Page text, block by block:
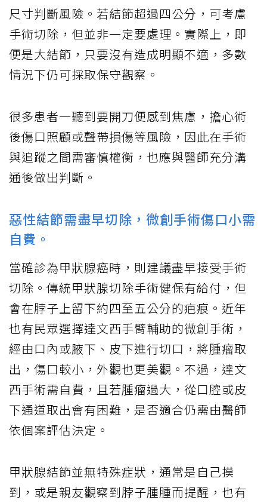
尺寸判斷風險。若結節超過四公分，可考慮
手術切除，但並非一定要處理。實際上，即
便是大結節，只要沒有造成明顯不適，多數
情況下仍可採取保守觀察。
很多患者一聽到要開刀便感到焦慮，擔心術
後傷口照顧或聲帶損傷等風險，因此在手術
與追蹤之間需審慎權衡，也應與醫師充分溝
通後做出判斷。
惡性結節需盡早切除，微創手術傷口小需
自費。
當確診為甲狀腺癌時，則建議盡早接受手術
切除。傳統甲狀腺切除手術健保有給付，但
會在脖子上留下約四至五公分的疤痕。近年
也有民眾選擇達文西手臂輔助的微創手術，
經由口內或腋下、皮下進行切口，將腫瘤取
出，傷口較小，外觀也更美觀。不過，達文
西手術需自費，且若腫瘤過大，從口腔或皮
下通道取出會有困難，是否適合仍需由醫師
依個案評估決定。
甲狀腺結節並無特殊症狀，通常是自己摸
到，或是親友觀察到脖子腫腫而提醒，也有